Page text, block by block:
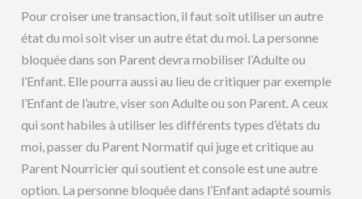
Pour croiser une transaction, il faut soit utiliser un autre
état du moi soit viser un autre état du moi. La personne
bloquée dans son Parent devra mobiliser l’Adulte ou
l’Enfant. Elle pourra aussi au lieu de critiquer par exemple
l’Enfant de l’autre, viser son Adulte ou son Parent. A ceux
qui sont habiles à utiliser les différents types d’états du
moi, passer du Parent Normatif qui juge et critique au
Parent Nourricier qui soutient et console est une autre
option. La personne bloquée dans l’Enfant adapté soumis